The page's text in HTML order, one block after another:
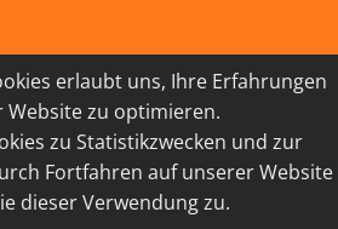
erlaubt uns, Ihre Erfahrungen
Website zu optimieren.
zu Statistikzwecken und zur
Fortfahren auf unserer Website
dieser Verwendung zu.
- Diözese Innsbruck
LINKSAMMLUNG
KONTAKT